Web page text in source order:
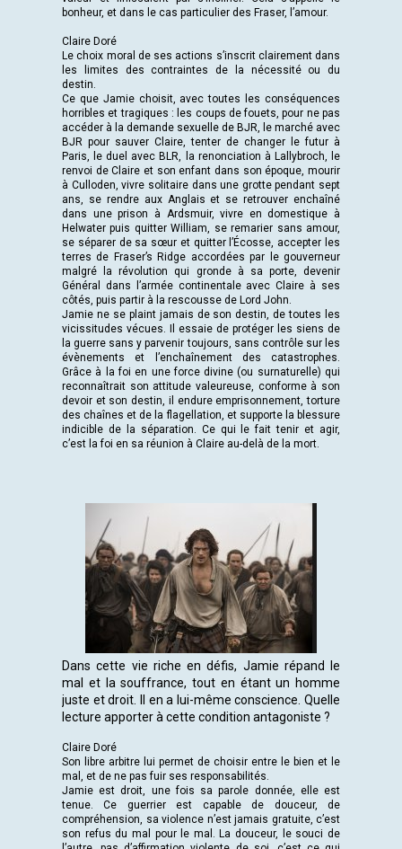
bonheur, et dans le cas particulier des Fraser, l’amour.
Claire Doré
Le choix moral de ses actions s’inscrit clairement dans
les limites des contraintes de la nécessité ou du
destin.
Ce que Jamie choisit, avec toutes les conséquences
horribles et tragiques : les coups de fouets, pour ne pas
accéder à la demande sexuelle de BJR, le marché avec
BJR pour sauver Claire, tenter de changer le futur à
Paris, le duel avec BLR, la renonciation à Lallybroch, le
renvoi de Claire et son enfant dans son époque, mourir
à Culloden, vivre solitaire dans une grotte pendant sept
ans, se rendre aux Anglais et se retrouver enchaîné
dans une prison à Ardsmuir, vivre en domestique à
Helwater puis quitter William, se remarier sans amour,
se séparer de sa sœur et quitter l’Écosse, accepter les
terres de Fraser’s Ridge accordées par le gouverneur
malgré la révolution qui gronde à sa porte, devenir
Général dans l’armée continentale avec Claire à ses
côtés, puis partir à la rescousse de Lord John.
Jamie ne se plaint jamais de son destin, de toutes les
vicissitudes vécues. Il essaie de protéger les siens de
la guerre sans y parvenir toujours, sans contrôle sur les
évènements et l’enchaînement des catastrophes.
Grâce à la foi en une force divine (ou surnaturelle) qui
reconnaîtrait son attitude valeureuse, conforme à son
devoir et son destin, il endure emprisonnement, torture
des chaînes et de la flagellation, et supporte la blessure
indicible de la séparation. Ce qui le fait tenir et agir,
c’est la foi en sa réunion à Claire au-delà de la mort.
Dans cette vie riche en défis, Jamie répand le
mal et la souffrance, tout en étant un homme
juste et droit. Il en a lui-même conscience. Quelle
lecture apporter à cette condition antagoniste ?
Claire Doré
Son libre arbitre lui permet de choisir entre le bien et le
mal, et de ne pas fuir ses responsabilités.
Jamie est droit, une fois sa parole donnée, elle est
tenue. Ce guerrier est capable de douceur, de
compréhension, sa violence n’est jamais gratuite, c’est
son refus du mal pour le mal. La douceur, le souci de